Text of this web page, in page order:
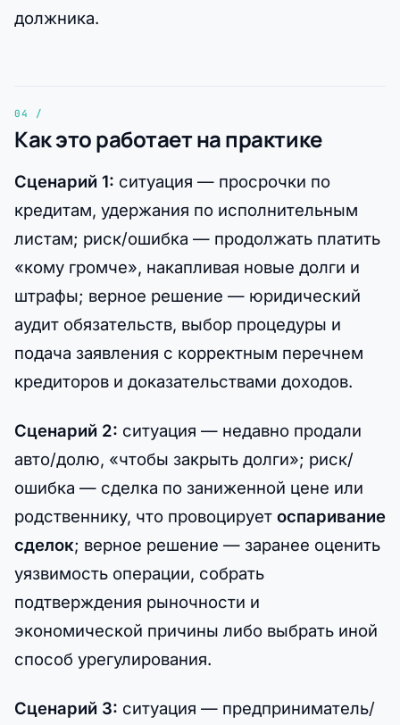
должника.
Как это работает на практике
Сценарий 1: ситуация — просрочки по
кредитам, удержания по исполнительным
листам; риск/ошибка — продолжать платить
«кому громче», накапливая новые долги и
штрафы; верное решение — юридический
аудит обязательств, выбор процедуры и
подача заявления с корректным перечнем
кредиторов и доказательствами доходов.
Сценарий 2: ситуация — недавно продали
авто/долю, «чтобы закрыть долги»; риск/
ошибка — сделка по заниженной цене или
родственнику, что провоцирует оспаривание
сделок; верное решение — заранее оценить
уязвимость операции, собрать
подтверждения рыночности и
экономической причины либо выбрать иной
способ урегулирования.
Сценарий 3: ситуация — предприниматель/